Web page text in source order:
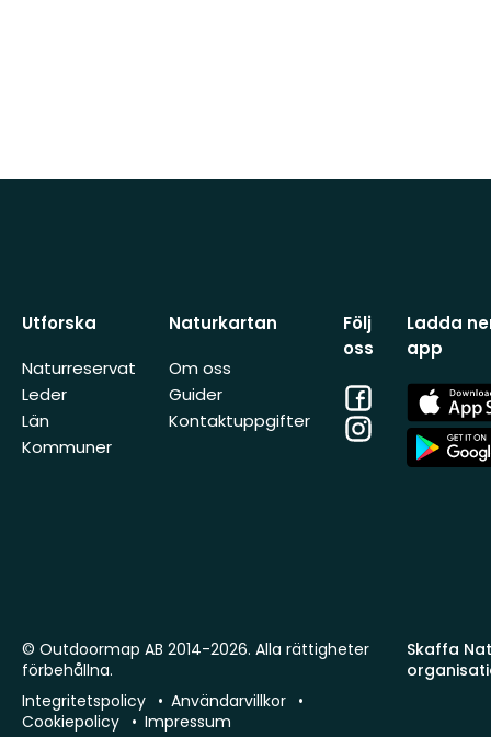
Utforska
Naturreservat
Leder
Län
Kommuner
Naturkartan
Om oss
Guider
Kontaktuppgifter
Följ
oss
Facebook
Instagram
Ladda
app
App
Store
App
Store
Skaffa
© Outdoormap AB 2014-2026. Alla rättigheter
förbehållna.
Integritetspolicy
Användarvillkor
Cookiepolicy
Impressum